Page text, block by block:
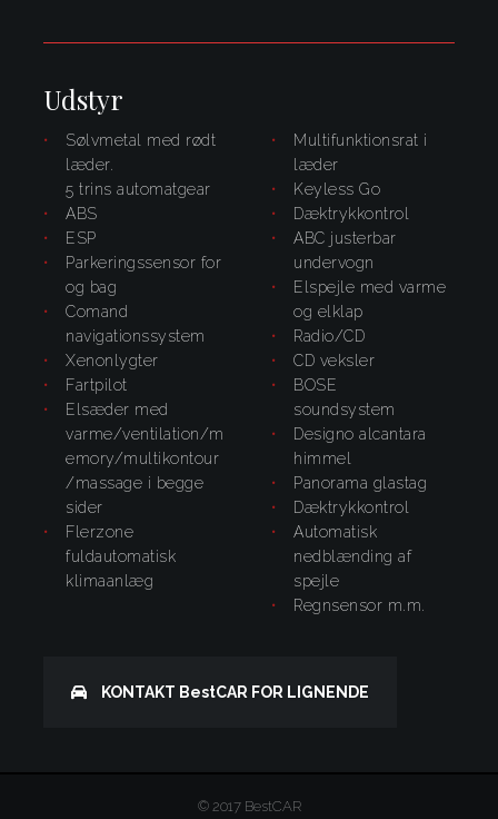
Udstyr
Sølvmetal med rødt
læder.
5 trins automatgear
ABS
ESP
parkeringssensor for
og bag
Comand
navigationssystem
xenonlygter
fartpilot
elsæder med
varme/ventilation/m
emory/multikontour
/massage i begge
sider
flerzone
fuldautomatisk
klimaanlæg
multifunktionsrat i
læder
Keyless Go
dæktrykkontrol
ABC justerbar
undervogn
elspejle med varme
og elklap
radio/CD
CD veksler
BOSE
soundsystem
Designo alcantara
himmel
panorama glastag
dæktrykkontrol
automatisk
nedblænding af
spejle
regnsensor m.m.
KONTAKT BestCAR FOR LIGNENDE
© 2017 BestCAR